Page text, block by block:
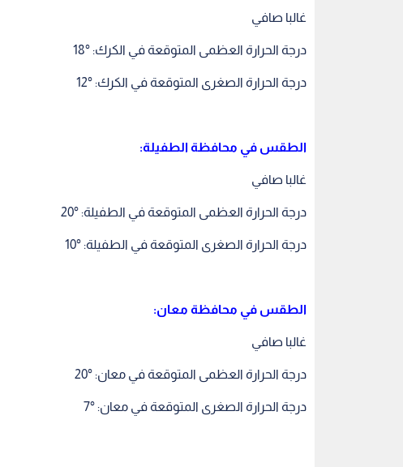
غالبا صافي
درجة الحرارة العظمى المتوقعة في الكرك: °18
درجة الحرارة الصغرى المتوقعة في الكرك: °12
الطقس في محافظة الطفيلة:
غالبا صافي
درجة الحرارة العظمى المتوقعة في الطفيلة: °20
درجة الحرارة الصغرى المتوقعة في الطفيلة: °10
الطقس في محافظة معان:
غالبا صافي
درجة الحرارة العظمى المتوقعة في معان: °20
درجة الحرارة الصغرى المتوقعة في معان: °7